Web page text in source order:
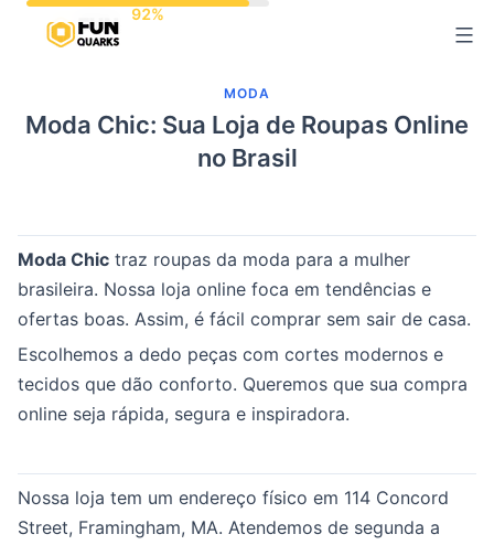
conteúdo
MODA
Moda Chic: Sua Loja de Roupas Online
no Brasil
Moda Chic traz roupas da moda para a mulher
brasileira. Nossa loja online foca em tendências e
ofertas boas. Assim, é fácil comprar sem sair de casa.
Escolhemos a dedo peças com cortes modernos e
tecidos que dão conforto. Queremos que sua compra
online seja rápida, segura e inspiradora.
Nossa loja tem um endereço físico em 114 Concord
Street, Framingham, MA. Atendemos de segunda a